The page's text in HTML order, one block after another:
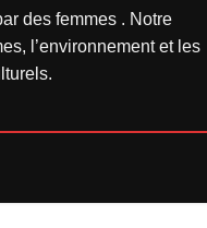
des femmes . Notre
l’environnement et les